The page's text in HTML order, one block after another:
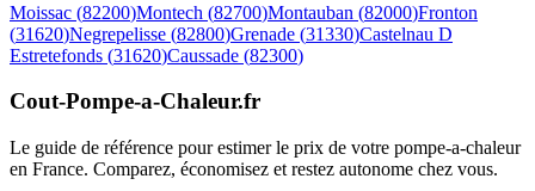
Moissac (82200)Montech (82700)Montauban (82000)Fronton
(31620)Negrepelisse (82800)Grenade (31330)Castelnau D
Estretefonds (31620)Caussade (82300)
Cout-Pompe-a-Chaleur.fr
Le guide de référence pour estimer le prix de votre pompe-a-chaleur
en France. Comparez, économisez et restez autonome chez vous.